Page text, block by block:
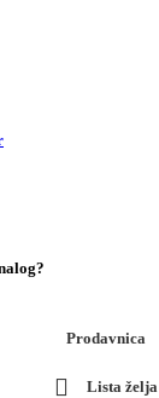
Prodavnica
Lista želja